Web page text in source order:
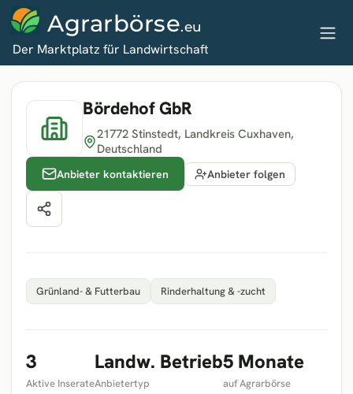
Agrarbörse.eu
Der Marktplatz für Landwirtschaft
Bördehof GbR
21772 Stinstedt, Landkreis Cuxhaven,
Deutschland
Anbieter kontaktieren Anbieter folgen
Grünland- & Futterbau Rinderhaltung & -zucht
3
Aktive Inserate
Landw. Betrieb
Anbietertyp
5 Monate
auf Agrarbörse